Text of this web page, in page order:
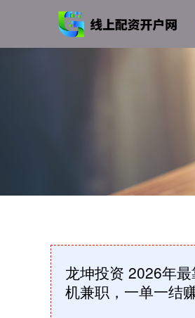
龙坤投资 2026年
机兼职，一单一结